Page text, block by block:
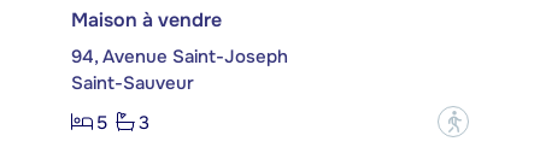
Maison à vendre
94, Avenue Saint-Joseph
Saint-Sauveur
5
3 ?